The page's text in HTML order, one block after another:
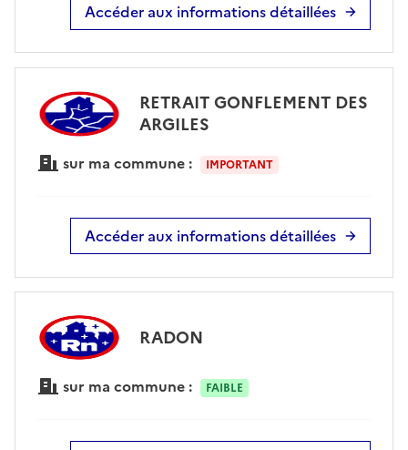
Accéder aux informations détaillées
RETRAIT GONFLEMENT DES
ARGILES
sur ma commune : IMPORTANT
Accéder aux informations détaillées
RADON
sur ma commune : FAIBLE